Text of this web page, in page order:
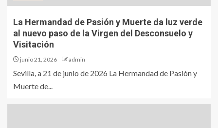
La Hermandad de Pasión y Muerte da luz verde
al nuevo paso de la Virgen del Desconsuelo y
Visitación
junio 21, 2026 admin
Sevilla, a 21 de junio de 2026 La Hermandad de Pasión y
Muerte de...